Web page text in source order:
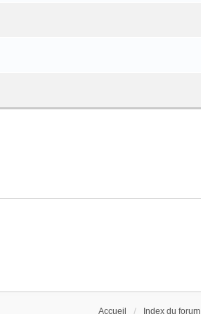
Accueil Index du forum